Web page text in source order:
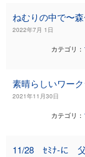
ねむりの中で〜
2022年7月 1日
カテゴリ：
素晴らしいワー
2021年11月30日
カテゴリ：
11/28 ｾﾐﾅ-に